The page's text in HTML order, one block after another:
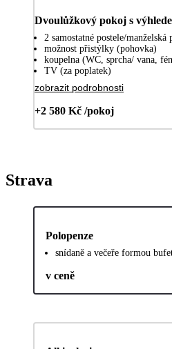
Dvoulůžkový pokoj s
2 samostatné postele/manželská
možnost přistýlky (pohovka)
koupelna (WC, sprcha/ vana,
TV (za poplatek)
zobrazit podrobnosti
+2 580 Kč /pokoj
Strava
Polopenze
snídaně a večeře formou
v ceně